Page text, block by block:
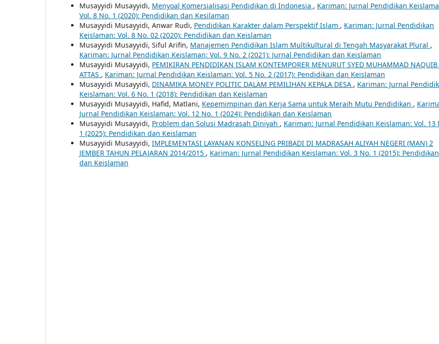
Musayyidi Musayyidi, Menyoal Komersialisasi Pendidikan di Indonesia , Kariman: Jurnal Pendidikan
Vol. 8 No. 1 (2020): Pendidikan dan Kesilaman
Musayyidi Musayyidi, Anwar Rudi, Pendidikan Karakter dalam Perspektif Islam , Kariman: Jurnal Pendidikan
Keislaman: Vol. 8 No. 02 (2020): Pendidikan dan Keislaman
Musayyidi Musayyidi, Siful Arifin, Manajemen Pendidikan Islam Multikultural di Tengah Masyarakat Plural ,
Kariman: Jurnal Pendidikan Keislaman: Vol. 9 No. 2 (2021): Jurnal Pendidikan dan Keislaman
Musayyidi Musayyidi, PEMIKIRAN PENDIDIKAN ISLAM KONTEMPORER MENURUT SYED MUHAMMAD
ATTAS , Kariman: Jurnal Pendidikan Keislaman: Vol. 5 No. 2 (2017): Pendidikan dan Keislaman
Musayyidi Musayyidi, DINAMIKA MONEY POLITIC DALAM PEMILIHAN KEPALA DESA , Kariman: Jurnal
Keislaman: Vol. 6 No. 1 (2018): Pendidikan dan Keislaman
Musayyidi Musayyidi, Hafid, Matlani, Kepemimpinan dan Kerja Sama untuk Meraih Mutu Pendidikan ,
Jurnal Pendidikan Keislaman: Vol. 12 No. 1 (2024): Pendidikan dan Keislaman
Musayyidi Musayyidi, Problem dan Solusi Madrasah Diniyah , Kariman: Jurnal Pendidikan Keislaman: Vol. 13
1 (2025): Pendidikan dan Keislaman
Musayyidi Musayyidi, IMPLEMENTASI LAYANAN KONSELING PRIBADI DI MADRASAH ALIYAH NEGERI (MAN) 2
JEMBER TAHUN PELAJARAN 2014/2015 , Kariman: Jurnal Pendidikan Keislaman: Vol. 3 No. 1 (2015): Pendidikan
dan Keislaman